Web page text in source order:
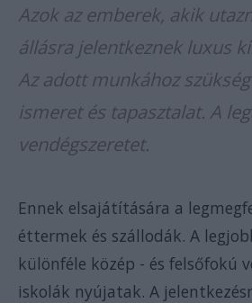
Azok az emberek, akik
állásra jelentkeznek luxus
Az adott munkához
ismeret és tapasztalat. A
vendégszeretet.
Ennek elsajátítására a
éttermek és szállodák. A
különféle közép - és felsőfokú
iskolák nyújatak. A